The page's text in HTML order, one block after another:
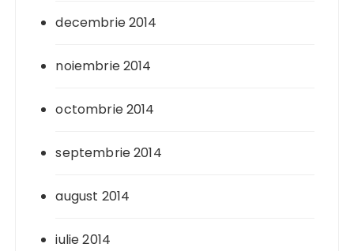
decembrie 2014
noiembrie 2014
octombrie 2014
septembrie 2014
august 2014
iulie 2014